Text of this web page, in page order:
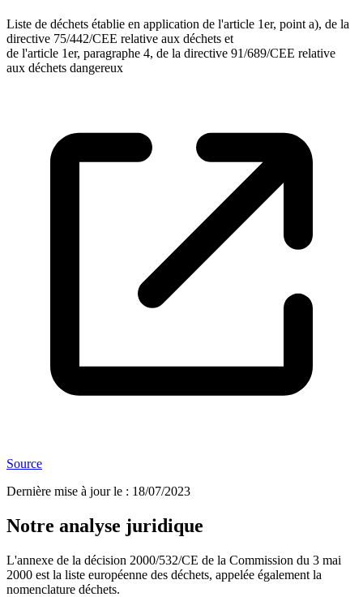
Liste de déchets établie en application de l'article 1er, point a), de la
directive 75/442/CEE relative aux déchets et
de l'article 1er, paragraphe 4, de la directive 91/689/CEE relative
aux déchets dangereux
Source
Dernière mise à jour le : 18/07/2023
Notre analyse juridique
L'annexe de la décision 2000/532/CE de la Commission du 3 mai
2000 est la liste européenne des déchets, appelée également la
nomenclature déchets.